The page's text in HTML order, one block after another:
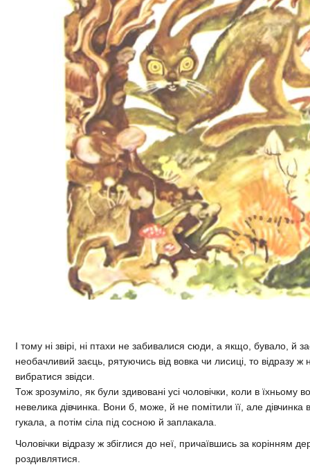
І тому ні звірі, ні птахи не забивалися сюди, а якщо, бувало, й
необачливий заєць, рятуючись від вовка чи лисиці, то відразу ж
вибратися звідси.
Тож зрозуміло, як були здивовані усі чоловічки, коли в їхньому
невелика дівчинка. Вони б, може, й не помітили її, але дівчинка
гукала, а потім сіла під сосною й заплакала.
Чоловічки відразу ж збіглися до неї, причаївшись за корінням
роздивлятися.